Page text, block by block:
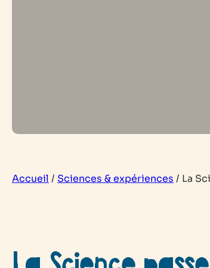
Accueil / Sciences & expériences / La